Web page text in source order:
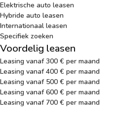
Elektrische auto leasen
Hybride auto leasen
Internationaal leasen
Specifiek zoeken
Voordelig leasen
Leasing vanaf 300 € per maand
Leasing vanaf 400 € per maand
Leasing vanaf 500 € per maand
Leasing vanaf 600 € per maand
Leasing vanaf 700 € per maand